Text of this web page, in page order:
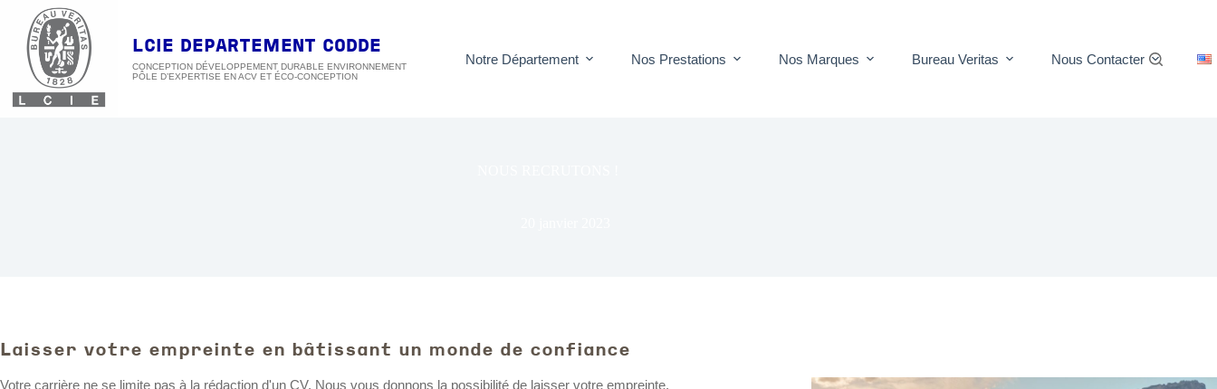
contenu
LCIE DEPARTEMENT CODDE
CONCEPTION DÉVELOPPEMENT DURABLE ENVIRONNEMENT Notre Département Nos Prestations Nos Marques Bureau Veritas Nous Contacter
Laisser votre empreinte en bâtissant un monde de confiance
Votre carrière ne se limite pas à la rédaction d'un CV. Nous vous donnons la possibilité de laisser votre empreinte.